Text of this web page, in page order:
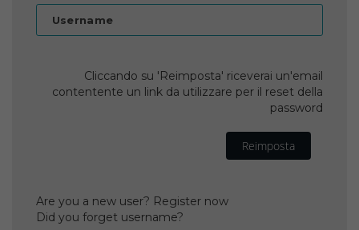
Username
Cliccando su 'Reimposta' riceverai un'email
contentente un link da utilizzare per il reset della
password
Reimposta
Are you a new user? Register now
Did you forget username?